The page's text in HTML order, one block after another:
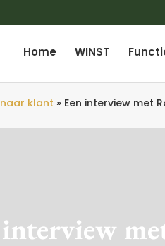
Home WINST
klant » Een interview met